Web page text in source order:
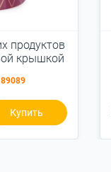
продуктов
крышкой
Купить